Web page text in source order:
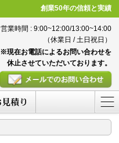
創業50年の信頼と実績
営業時間 : 9:00~12:00/13:00~14:00
（休業日 / 土日祝日）
※現在お電話によるお問い合わせを
休止させていただいております。